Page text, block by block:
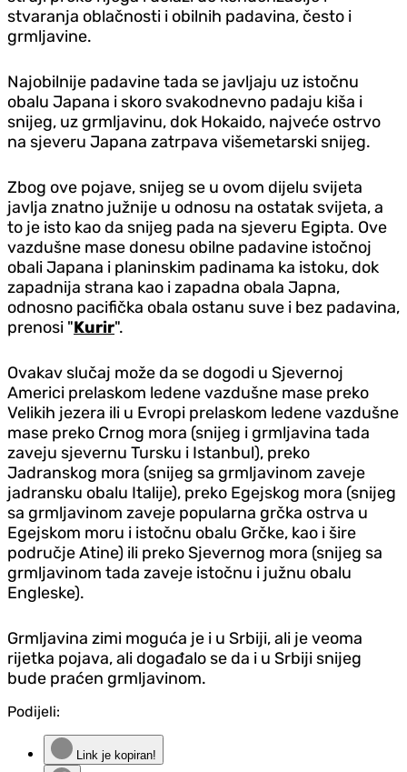
stvaranja oblačnosti i obilnih padavina, često i
grmljavine.
Najobilnije padavine tada se javljaju uz istočnu
obalu Japana i skoro svakodnevno padaju kiša i
snijeg, uz grmljavinu, dok Hokaido, najveće ostrvo
na sjeveru Japana zatrpava višemetarski snijeg.
Zbog ove pojave, snijeg se u ovom dijelu svijeta
javlja znatno južnije u odnosu na ostatak svijeta, a
to je isto kao da snijeg pada na sjeveru Egipta. Ove
vazdušne mase donesu obilne padavine istočnoj
obali Japana i planinskim padinama ka istoku, dok
zapadnija strana kao i zapadna obala Japna,
odnosno pacifička obala ostanu suve i bez padavina,
prenosi "Kurir".
Ovakav slučaj može da se dogodi u Sjevernoj
Americi prelaskom ledene vazdušne mase preko
Velikih jezera ili u Evropi prelaskom ledene vazdušne
mase preko Crnog mora (snijeg i grmljavina tada
zaveju sjevernu Tursku i Istanbul), preko
Jadranskog mora (snijeg sa grmljavinom zaveje
jadransku obalu Italije), preko Egejskog mora (snijeg
sa grmljavinom zaveje popularna grčka ostrva u
Egejskom moru i istočnu obalu Grčke, kao i šire
područje Atine) ili preko Sjevernog mora (snijeg sa
grmljavinom tada zaveje istočnu i južnu obalu
Engleske).
Grmljavina zimi moguća je i u Srbiji, ali je veoma
rijetka pojava, ali događalo se da i u Srbiji snijeg
bude praćen grmljavinom.
Podijeli:
Link je kopiran!